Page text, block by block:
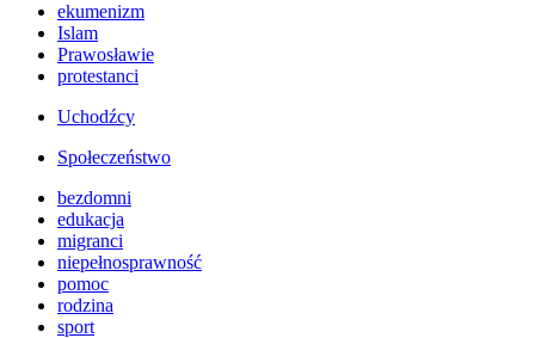
ekumenizm
Islam
Prawosławie
protestanci
Uchodźcy
Społeczeństwo
bezdomni
edukacja
migranci
niepełnosprawność
pomoc
rodzina
sport